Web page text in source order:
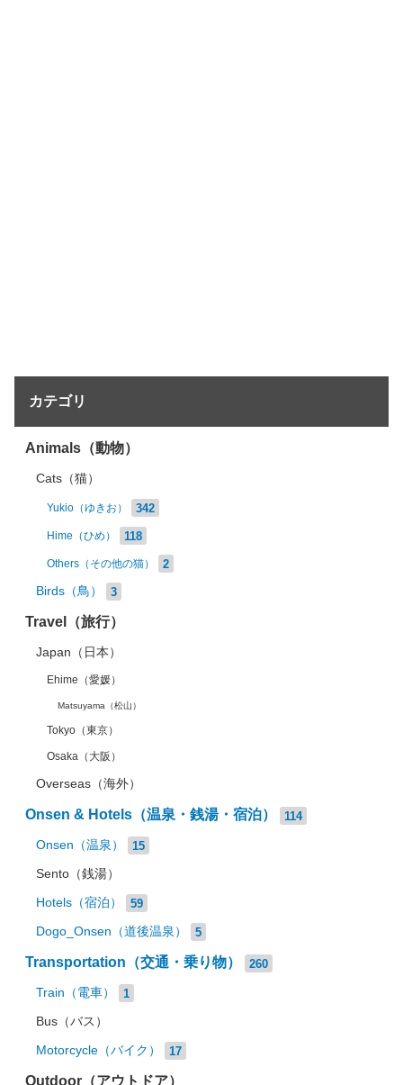
カテゴリ
Animals（動物）
Cats（猫）
Yukio（ゆきお） 342
Hime（ひめ） 118
Others（その他の猫） 2
Birds（鳥） 3
Travel（旅行）
Japan（日本）
Ehime（愛媛）
Matsuyama（松山）
Tokyo（東京）
Osaka（大阪）
Overseas（海外）
Onsen & Hotels（温泉・銭湯・宿泊） 114
Onsen（温泉） 15
Sento（銭湯）
Hotels（宿泊） 59
Dogo_Onsen（道後温泉） 5
Transportation（交通・乗り物） 260
Train（電車） 1
Bus（バス）
Motorcycle（バイク） 17
Outdoor（アウトドア）